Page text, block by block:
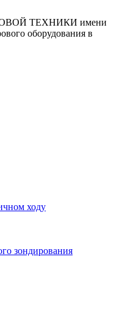
ТЕХНИКИ имени
оборудования в
ходу
зондирования